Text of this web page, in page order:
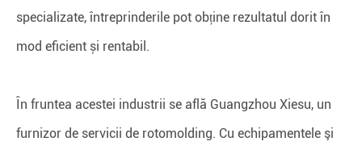
specializate, întreprinderile pot obține rezultatul dorit în
mod eficient și rentabil.
În fruntea acestei industrii se află Guangzhou Xiesu, un
furnizor de servicii de rotomolding. Cu echipamentele şi